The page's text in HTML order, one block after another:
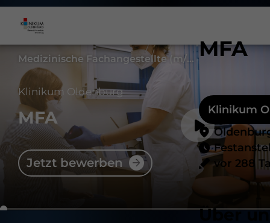
Medizinische Fachangestellte (m/w/d)
Klinikum Oldenburg
MFA
Jetzt bewerben
MFA
Klinikum
vor 288
Über